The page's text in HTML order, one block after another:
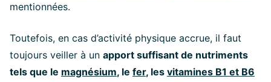
mentionnées.
Toutefois, en cas d’activité physique accrue, il faut
toujours veiller à un apport suffisant de nutriments
tels que le magnésium, le fer, les vitamines B1 et B6